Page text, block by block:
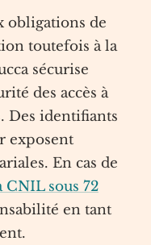
obligations de
toutefois à la
sécurise
des accès à
Des identifiants
exposent
En cas de
sous 72
en tant